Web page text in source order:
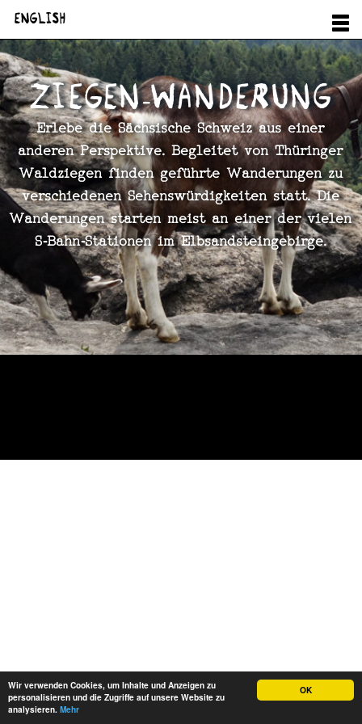
OK
Wir verwenden Cookies, um Inhalte und Anzeigen zu
personalisieren und die Zugriffe auf unsere Website zu
analysieren. Mehr
Ziegen-Wanderung
Erlebe die Sächsische Schweiz aus einer
anderen Perspektive. Begleitet von Thüringer
Waldziegen finden geführte Wanderungen zu
verschiedenen Sehenswürdigkeiten statt. Die
Wanderungen starten meist an einer der vielen
S‑Bahn‑Stationen im Elbsandsteingebirge.
Produkte
The goatherd
Im­pres­si­onen
english
Impressum AGB Datenschutz